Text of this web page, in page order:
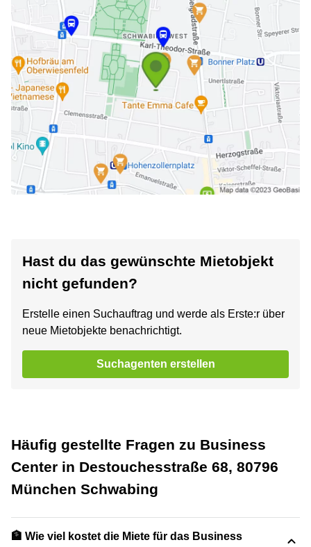
Hast du das gewünschte Mietobjekt
nicht gefunden?
Erstelle einen Suchauftrag und werde als Erste:r über
neue Mietobjekte benachrichtigt.
Suchagenten erstellen
Häufig gestellte Fragen zu Business
Center in Destouchesstraße 68, 80796
München Schwabing
🏦 Wie viel kostet die Miete für das Business